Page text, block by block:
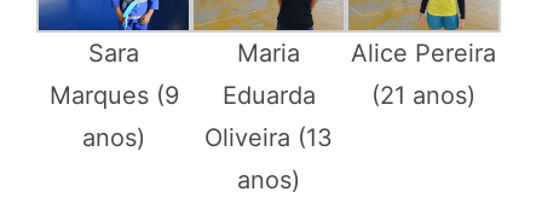
Sara
Marques (9
anos)
Maria
Eduarda
Oliveira (13
anos)
Alice Pereira
(21 anos)